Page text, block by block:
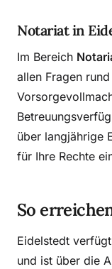
Notariat in
Im Bereich
allen Fragen
über langjährige
für Ihre Rechte
So
Eidelstedt
und ist über die